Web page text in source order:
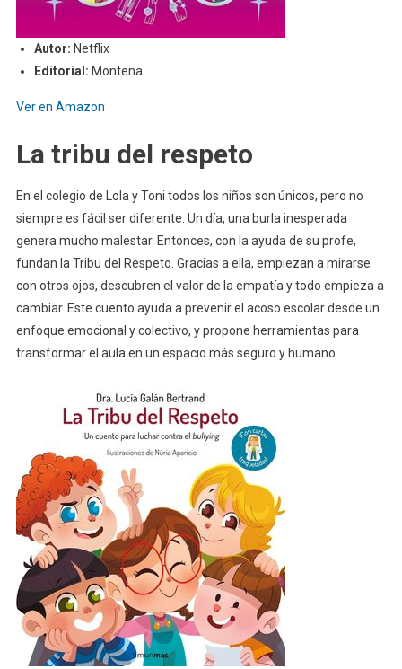
Autor: Netflix
Editorial: Montena
Ver en Amazon
La tribu del respeto
En el colegio de Lola y Toni todos los niños son únicos, pero no
siempre es fácil ser diferente. Un día, una burla inesperada
genera mucho malestar. Entonces, con la ayuda de su profe,
fundan la Tribu del Respeto. Gracias a ella, empiezan a mirarse
con otros ojos, descubren el valor de la empatía y todo empieza a
cambiar. Este cuento ayuda a prevenir el acoso escolar desde un
enfoque emocional y colectivo, y propone herramientas para
transformar el aula en un espacio más seguro y humano.